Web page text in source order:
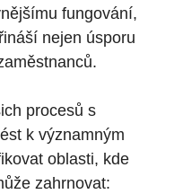
fungování,
nejen úsporu
procesů s
k významným
oblasti, kde
zahrnovat: